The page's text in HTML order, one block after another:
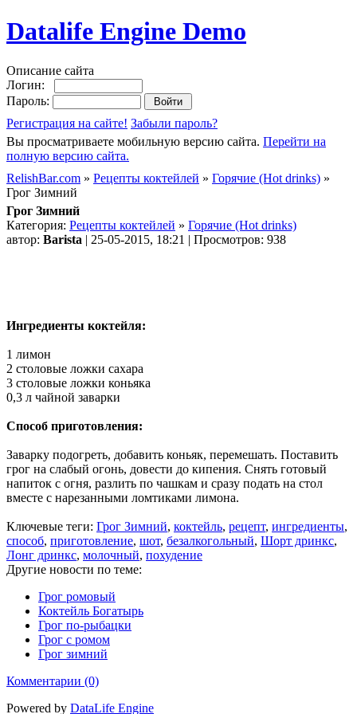
Datalife Engine Demo
Описание сайта
Логин:
Пароль:
Регистрация на сайте! Забыли пароль?
Вы просматриваете мобильную версию сайта. Перейти на
полную версию сайта.
RelishBar.com » Рецепты коктейлей » Горячие (Hot drinks) »
Грог Зимний
Грог Зимний
Категория: Рецепты коктейлей » Горячие (Hot drinks)
автор: Barista | 25-05-2015, 18:21 | Просмотров: 938
Ингредиенты коктейля:
1 лимон
2 столовые ложки сахара
3 столовые ложки коньяка
0,3 л чайной заварки
Способ приготовления:
Заварку подогреть, добавить коньяк, перемешать. Поставить
грог на слабый огонь, довести до кипения. Снять готовый
напиток с огня, разлить по чашкам и сразу подать на стол
вместе с нарезанными ломтиками лимона.
Ключевые теги: Грог Зимний, коктейль, рецепт, ингредиенты,
способ, приготовление, шот, безалкогольный, Шорт дринкс,
Лонг дринкс, молочный, похудение
Другие новости по теме:
Грог ромовый
Коктейль Богатырь
Грог по-рыбацки
Грог с ромом
Грог зимний
Комментарии (0)
Powered by DataLife Engine